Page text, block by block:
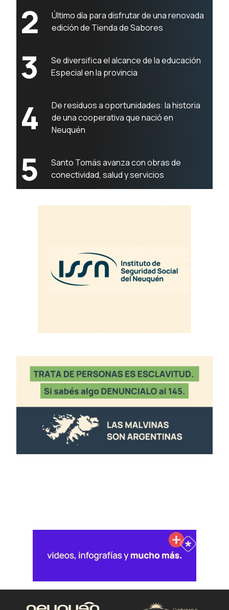
2
Último día para disfrutar de una renovada
edición de Tienda de Sabores
3
Se diversifica el alcance de la educación
Especial en la provincia
4
De residuos a oportunidades: la historia
de una cooperativa que nació en
Neuquén
5
Santo Tomás avanza con obras de
conectividad, salud y servicios